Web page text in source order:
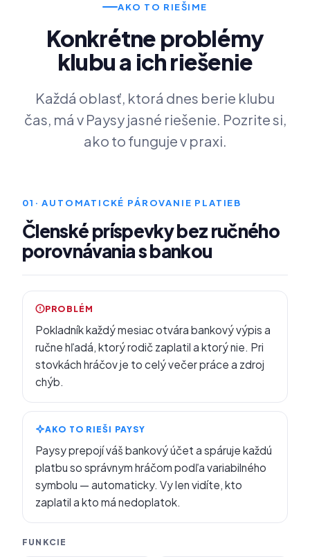
AKO TO RIEŠIME
Konkrétne problémy
klubu a ich riešenie
Každá oblasť, ktorá dnes berie klubu
čas, má v Paysy jasné riešenie. Pozrite si,
ako to funguje v praxi.
01 · AUTOMATICKÉ PÁROVANIE PLATIEB
Členské príspevky bez ručného
porovnávania s bankou
PROBLÉM
Pokladník každý mesiac otvára bankový výpis a
ručne hľadá, ktorý rodič zaplatil a ktorý nie. Pri
stovkách hráčov je to celý večer práce a zdroj
chýb.
AKO TO RIEŠI PAYSY
Paysy prepojí váš bankový účet a spáruje každú
platbu so správnym hráčom podľa variabilného
symbolu — automaticky. Vy len vidíte, kto
zaplatil a kto má nedoplatok.